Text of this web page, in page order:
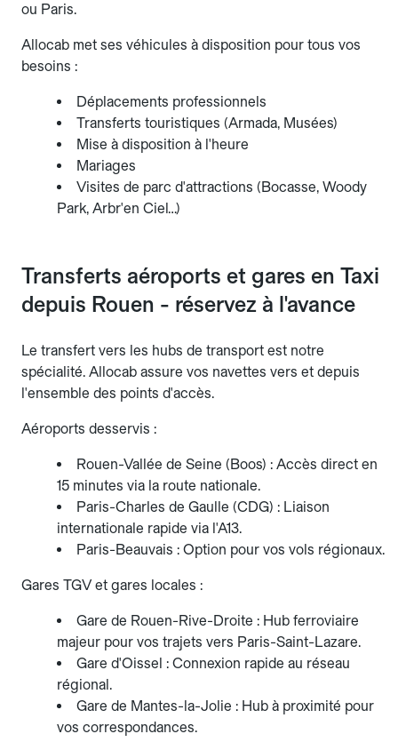
ou Paris.
Allocab met ses véhicules à disposition pour tous vos
besoins :
Déplacements professionnels
Transferts touristiques (Armada, Musées)
Mise à disposition à l'heure
Mariages
Visites de parc d'attractions (Bocasse, Woody
Park, Arbr'en Ciel…)
Transferts aéroports et gares en Taxi
depuis Rouen - réservez à l'avance
Le transfert vers les hubs de transport est notre
spécialité. Allocab assure vos navettes vers et depuis
l'ensemble des points d'accès.
Aéroports desservis :
Rouen-Vallée de Seine (Boos) : Accès direct en
15 minutes via la route nationale.
Paris-Charles de Gaulle (CDG) : Liaison
internationale rapide via l'A13.
Paris-Beauvais : Option pour vos vols régionaux.
Gares TGV et gares locales :
Gare de Rouen-Rive-Droite : Hub ferroviaire
majeur pour vos trajets vers Paris-Saint-Lazare.
Gare d'Oissel : Connexion rapide au réseau
régional.
Gare de Mantes-la-Jolie : Hub à proximité pour
vos correspondances.